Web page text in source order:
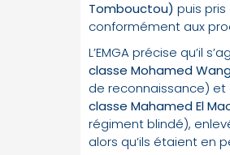
Tombouctou) puis
conformément aux
L’EMGA précise qu’il
classe Mohamed
de reconnaissance) et
classe Mahamed El
régiment blindé),
alors qu’ils étaient en